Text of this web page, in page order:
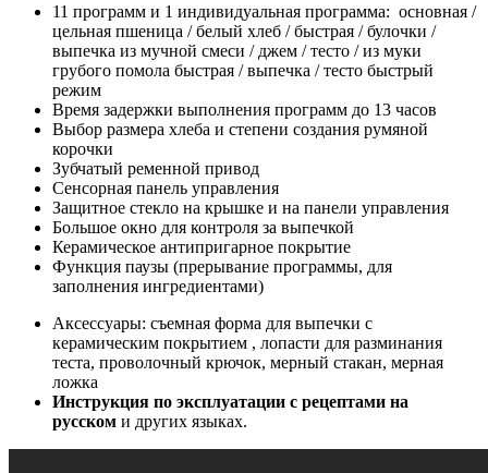
11 программ и 1 индивидуальная программа: основная /
цельная пшеница / белый хлеб / быстрая / булочки /
выпечка из мучной смеси / джем / тесто / из муки
грубого помола быстрая / выпечка / тесто быстрый
режим
Время задержки выполнения программ до 13 часов
Выбор размера хлеба и степени создания румяной
корочки
Зубчатый ременной привод
Сенсорная панель управления
Защитное стекло на крышке и на панели управления
Большое окно для контроля за выпечкой
Керамическое антипригарное покрытие
Функция паузы (прерывание программы, для
заполнения ингредиентами)
Аксессуары: съемная форма для выпечки с
керамическим покрытием , лопасти для разминания
теста, проволочный крючок, мерный стакан, мерная
ложка
Инструкция по эксплуатации с рецептами на
русском и других языках.